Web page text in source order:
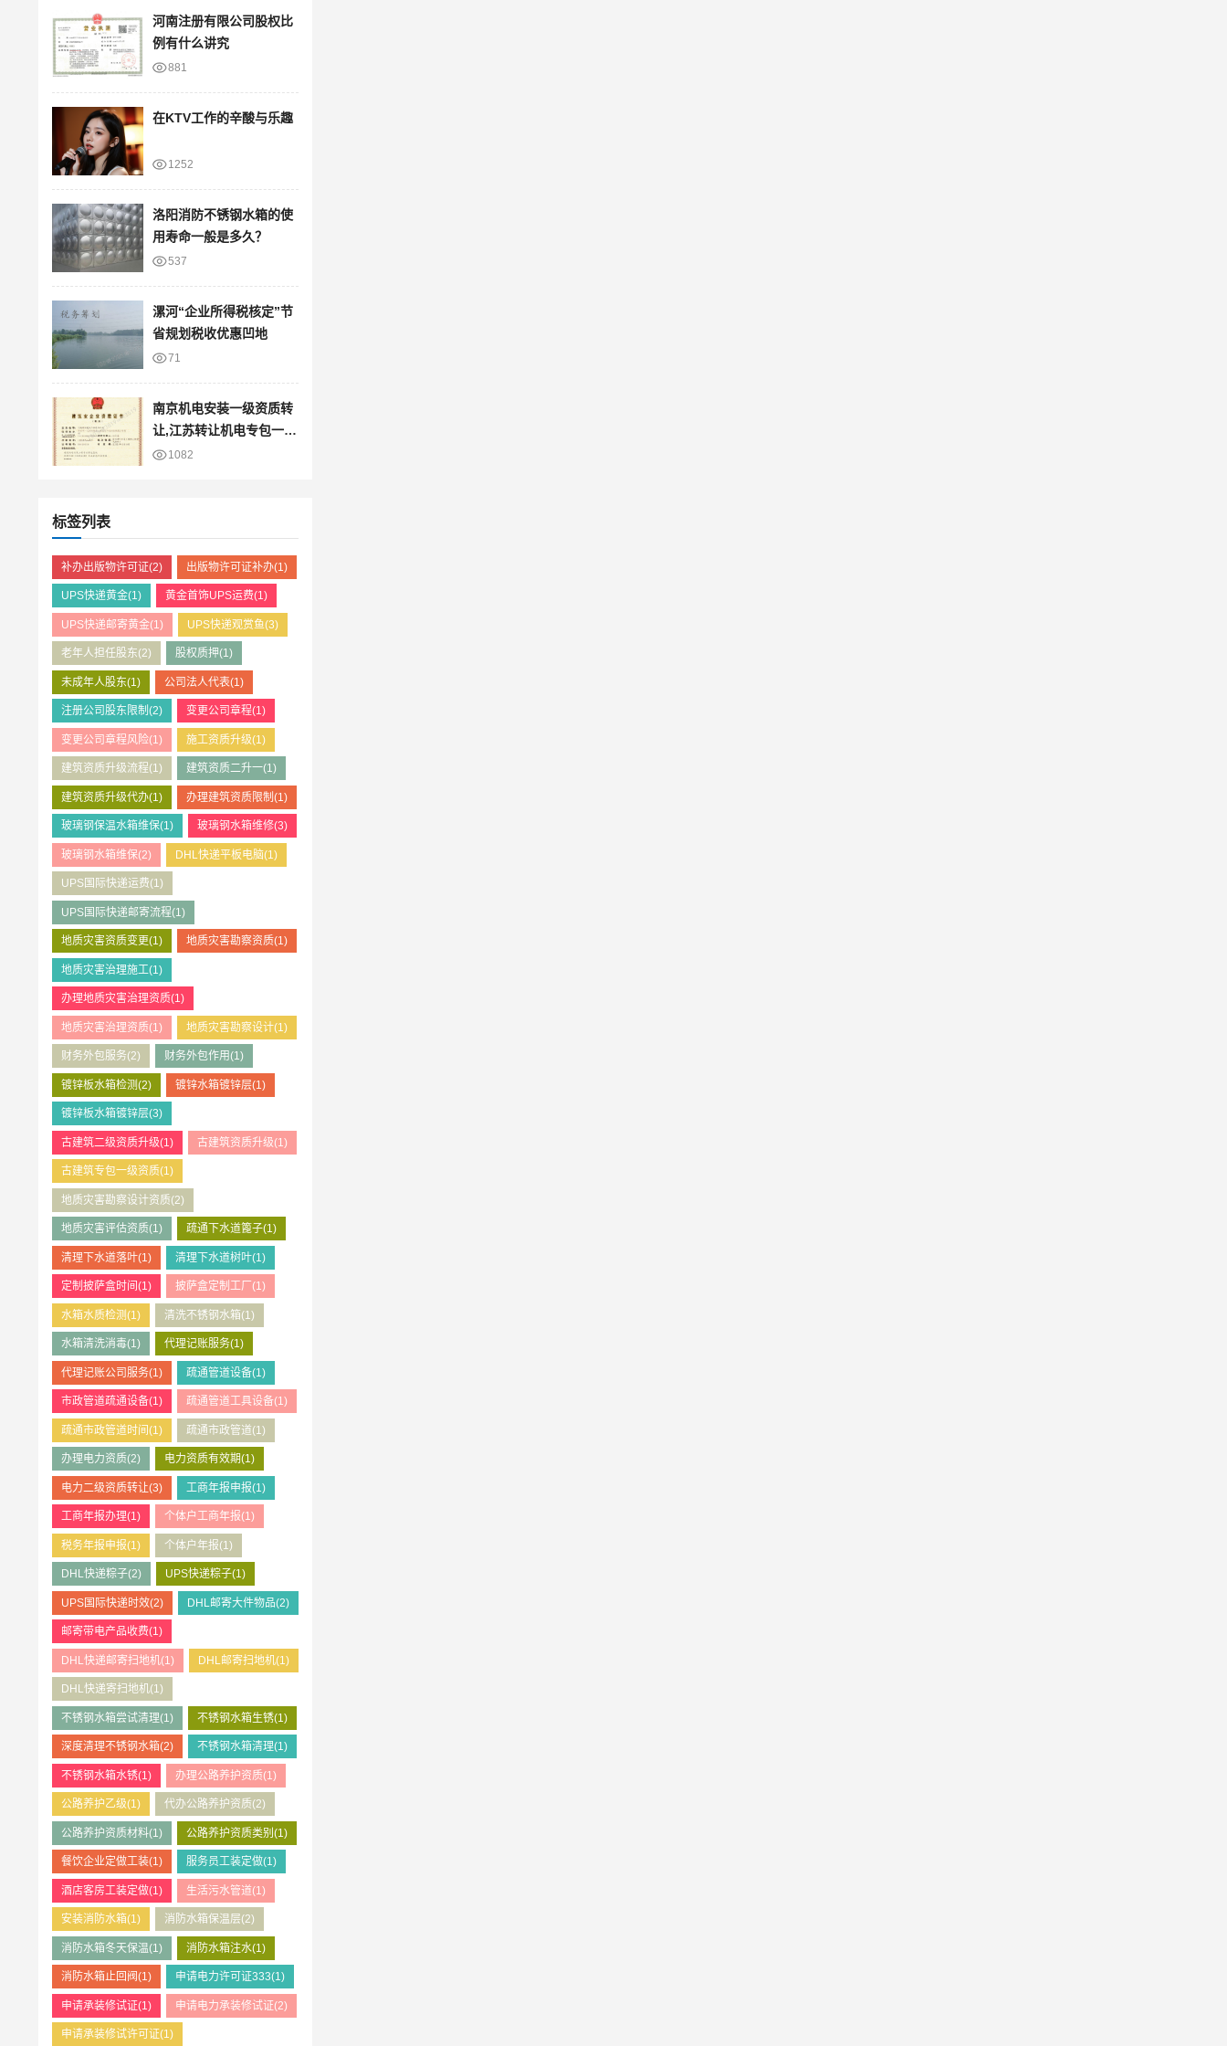
河南注册有限公司股权比
例有什么讲究
881
在KTV工作的辛酸与乐趣
1252
洛阳消防不锈钢水箱的使
用寿命一般是多久？
537
漯河“企业所得税核定”节
省规划税收优惠凹地
71
南京机电安装一级资质转
让,江苏转让机电专包一级
资质公司股权澄
1082
标签列表
补办出版物许可证(2) 出版物许可证补办(1)
UPS快递黄金(1) 黄金首饰UPS运费(1)
UPS快递邮寄黄金(1) UPS快递观赏鱼(3)
老年人担任股东(2) 股权质押(1)
未成年人股东(1) 公司法人代表(1)
注册公司股东限制 (2) 变更公司章程(1)
变更公司章程风险(1) 施工资质升级(1)
建筑资质升级流程(1) 建筑资质二升一(1)
建筑资质升级代办(1) 办理建筑资质限制 (1)
玻璃钢保温水箱维保(1) 玻璃钢水箱维修(3)
玻璃钢水箱维保(2) DHL快递平板电脑(1)
UPS国际快递运费(1)
UPS国际快递邮寄流程(1)
地质灾害资质变更(1) 地质灾害勘察资质(1)
地质灾害治理施工(1)
办理地质灾害治理资质(1)
地质灾害治理资质(1) 地质灾害勘察设计(1)
财务外包服务(2) 财务外包作用(1)
镀锌板水箱检测(2) 镀锌水箱镀锌层(1)
镀锌板水箱镀锌层(3)
古建筑二级资质升级(1) 古建筑资质升级(1)
古建筑专包一级资质(1)
地质灾害勘察设计资质(2)
地质灾害评估资质(1) 疏通下水道篦子(1)
清理下水道落叶(1) 清理下水道树叶(1)
定制披萨盒时间 (1) 披萨盒定制工厂 (1)
水箱水质检测(1) 清洗不锈钢水箱(1)
水箱清洗消毒(1) 代理记账服务(1)
代理记账公司服务(1) 疏通管道设备(1)
市政管道疏通设备(1) 疏通管道工具设备(1)
疏通市政管道时间(1) 疏通市政管道(1)
办理电力资质(2) 电力资质有效期(1)
电力二级资质转让(3) 工商年报申报(1)
工商年报办理(1) 个体户工商年报(1)
税务年报申报(1) 个体户年报(1)
DHL快递粽子(2) UPS快递粽子(1)
UPS国际快递时效(2) DHL邮寄大件物品(2)
邮寄带电产品收费(1)
DHL快递邮寄扫地机(1) DHL邮寄扫地机(1)
DHL快递寄扫地机(1)
不锈钢水箱尝试清理(1) 不锈钢水箱生锈(1)
深度清理不锈钢水箱(2) 不锈钢水箱清理(1)
不锈钢水箱水锈(1) 办理公路养护资质(1)
公路养护乙级(1) 代办公路养护资质(2)
公路养护资质材料(1) 公路养护资质类别 (1)
餐饮企业定做工装(1) 服务员工装定做(1)
酒店客房工装定做(1) 生活污水管道(1)
安装消防水箱(1) 消防水箱保温层(2)
消防水箱冬天保温(1) 消防水箱注水(1)
消防水箱止回阀(1) 申请电力许可证333(1)
申请承装修试证(1) 申请电力承装修试证(2)
申请承装修试许可证(1)